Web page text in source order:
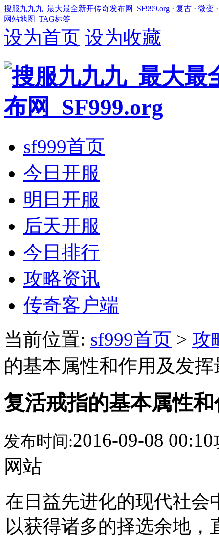
搜服九九九_最大最全新开传奇发布网_SF999.org · 复古 · 微变
网站地图| TAG标签
设为首页 设为收藏
sf999首页
今日开服
明日开服
后天开服
今日排行
攻略资讯
传奇客户端
当前位置: sf999首页 > 攻
的基本属性和作用及发
复活戒指的基本属性
发布时间:2016-09-08 00:10
网站
在日益先进化的现代社会
以获得诸多的择选余地